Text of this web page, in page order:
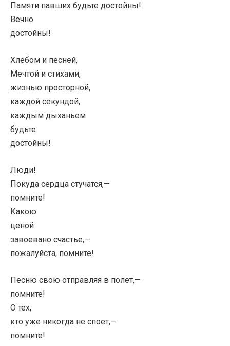
Памяти павших будьте достойны!
Вечно
достойны!
Хлебом и песней,
Мечтой и стихами,
жизнью просторной,
каждой секундой,
каждым дыханьем
будьте
достойны!
Люди!
Покуда сердца стучатся,—
помните!
Какою
ценой
завоевано счастье,—
пожалуйста, помните!
Песню свою отправляя в полет,—
помните!
О тех,
кто уже никогда не споет,—
помните!